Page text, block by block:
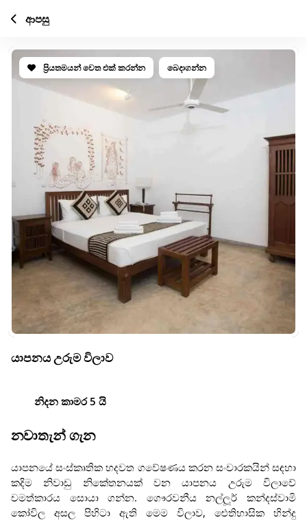
ප්‍රියතමයන් වෙත එක් කරන්න බෙදාගන්න
යාපනය උරුම විලාව
නිදන කාමර 5 යි
නවාතැන් ගැන
යාපනයේ සංස්කෘතික හදවත ගවේෂණය කරන සංචාරකයින් සඳහා
කදිම නිවාඩු නිකේතනයක් වන යාපනය උරුම විලාවේ
චමත්කාරය සොයා ගන්න. ගෞරවනීය නල්ලූර් කන්දස්වාමි
කෝවිල අසල පිහිටා ඇති මෙම විලාව, ඓතිහාසික හින්දු
ආපසු